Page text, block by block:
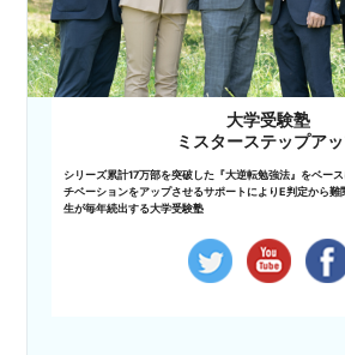
大学受験塾
ミスターステップア
シリーズ累計17万部を突破した『大逆転勉強法』をベー
チベーションをアップさせるサポートによりE判定から
生が毎年続出する大学受験塾